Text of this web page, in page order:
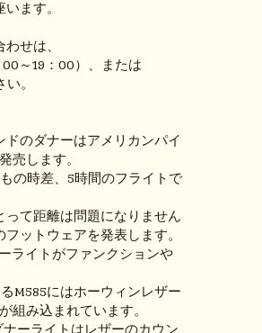
ます。
せは、
00～19：00）、または
。
のダナーはアメリカンパイ
売します。
の時差、5時間のフライトで
て距離は問題になりません
ットウェアを発表します。
ライトがファンクションや
M585にはホーウィンレザー
組み込まれています。
ナーライトはレザーのカウン